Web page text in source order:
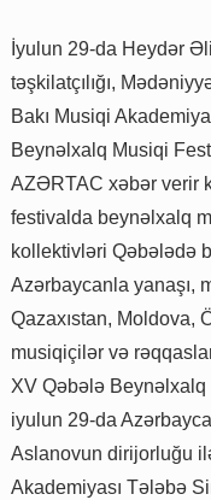
İyulun 29-da Heydər
təşkilatçılığı,
Bakı Musiqi
Beynəlxalq Musiqi
AZƏRTAC xəbər verir
festivalda beynəlxalq
kollektivləri Qəbələdə
Azərbaycanla yanaşı,
Qazaxıstan, Moldova,
musiqiçilər və
XV Qəbələ Beynəlxalq
iyulun 29-da
Aslanovun dirijorluğu
Akademiyası Tələbə